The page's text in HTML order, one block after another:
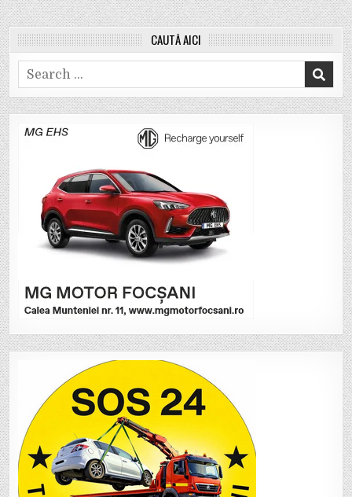
CAUTĂ AICI
Search
for: